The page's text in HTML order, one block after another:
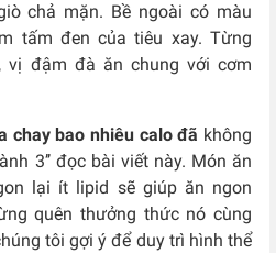
chả mặn. Bề ngoài có màu
tấm đen của tiêu xay. Từng
vị đậm đà ăn chung với cơm
chay bao nhiêu calo đã không
3’’ đọc bài viết này. Món ăn
lại ít lipid sẽ giúp ăn ngon
quên thưởng thức nó cùng
tôi gợi ý để duy trì hình thể